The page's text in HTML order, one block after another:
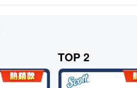
TOP 2